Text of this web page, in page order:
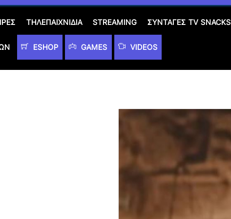
ΤΗΛΕΠΑΙΧΝΊΔΙΑ STREAMING ΣΥΝΤΑΓΈΣ TV SNACKS
ESHOP GAMES VIDEOS